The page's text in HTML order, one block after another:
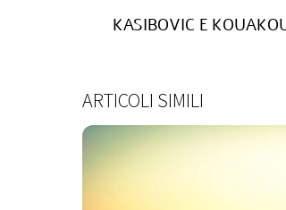
KASIBOVIC E
ARTICOLI SIMILI